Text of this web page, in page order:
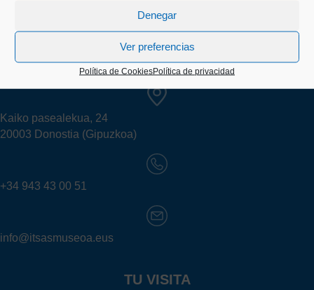
Denegar
Ver preferencias
Política de CookiesPolítica de privacidad
Kaiko pasealekua, 24
20003 Donostia (Gipuzkoa)
+34 943 43 00 51
info@itsasmuseoa.eus
TU VISITA